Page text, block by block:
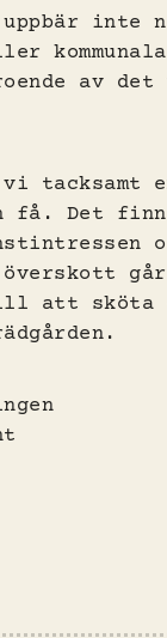
inte
av
tacksamt
få. Det
att sköta